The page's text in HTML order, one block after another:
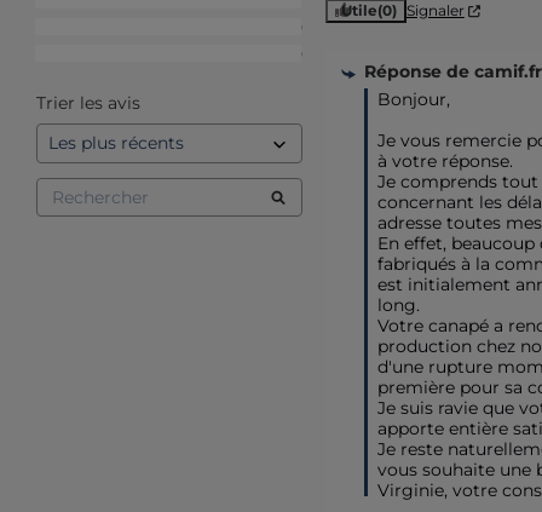
0
0
Trier les avis
Utile(0) Signaler
Réponse de camif.fr
Bonjour,
Je vous remercie
à votre réponse.
Je comprends
concernant les
adresse toutes
En effet, beaucoup
fabriqués à la
est initialement
long.
Votre canapé a
production chez
d'une rupture
première pour sa
Je suis ravie que
apporte entière
Je reste
vous souhaite une
Virginie, votre